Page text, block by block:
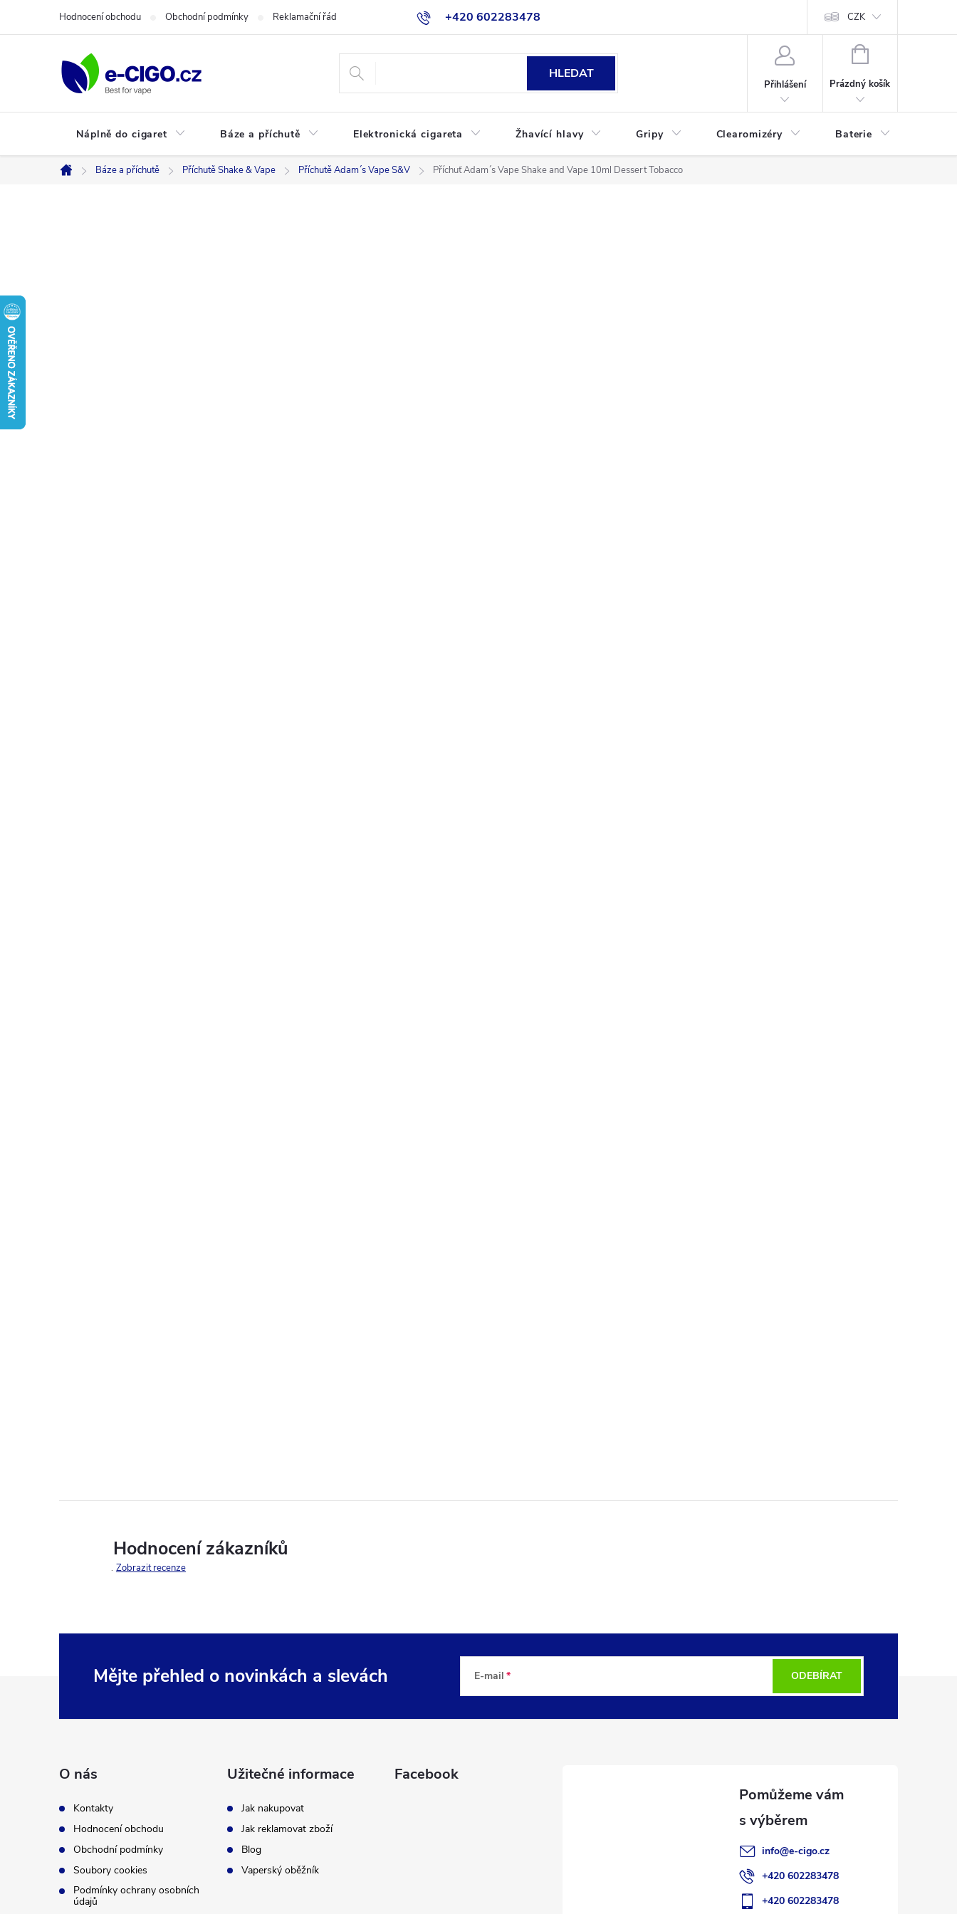
+420 602283478
Hodnocení obchodu Obchodní podmínky Reklamační řád Jak nakupovat CZK
HLEDAT
Přihlášení
NÁKUPNÍ
Prázdný košík
Náplně do cigaret Báze a příchutě Elektronická cigareta Žhavící hlavy Gripy Clearomizéry Baterie
Domů
Báze a příchutě Příchutě Shake & Vape Příchutě Adam´s Vape S&V Příchuť Adam´s Vape Shake and Vape 10ml Dessert Tobacco
Hodnocení zákazníků
Zobrazit recenze
Mějte přehled o novinkách a slevách E-mail ODEBÍRAT
O nás
Kontakty
Hodnocení obchodu
Obchodní podmínky
Soubory cookies
Podmínky ochrany osobních
údajů
Užitečné informace
Jak nakupovat
Jak reklamovat zboží
Blog
Vaperský oběžník
Facebook
info@e-cigo.cz
+420 602283478
+420 602283478